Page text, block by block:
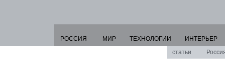
РОССИЯ МИР ТЕХНОЛОГИИ
ИНТЕРЬЕР
статьи